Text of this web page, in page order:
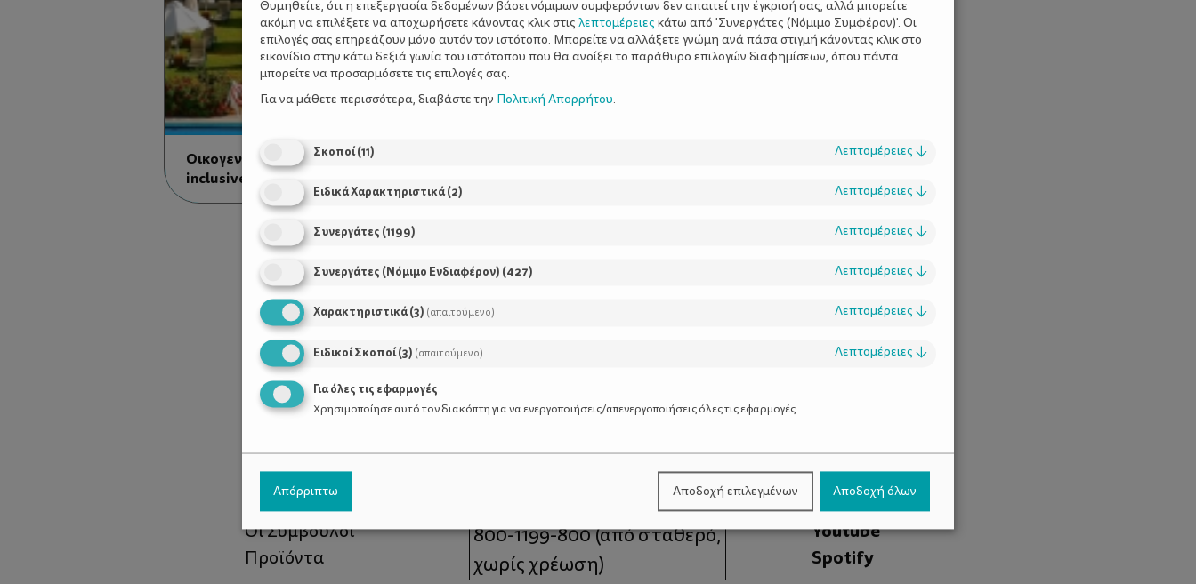
Οικογενειακές διακοπές: Άγονη γραμμή ή all
inclusive;
Χρήσιμοι Σύνδεσμοι
Τι είναι το ΔΕΛΤΑ moms
Οι Σύμβουλοι
Προϊόντα
Τηλέφωνο Επικοινωνίας:
800-1199-800(από σταθερό,
χωρίς χρέωση)
Facebook
Instagram
Youtube
Spotify
Θυμηθείτε, ότι η επεξεργασία δεδομένων βάσει νόμιμων συμφερόντων δεν απαιτεί την έγκρισή σας, αλλά μπορείτε
ακόμη να επιλέξετε να αποχωρήσετε κάνοντας κλικ στις λεπτομέρειες κάτω από 'Συνεργάτες (Νόμιμο Συμφέρον)'. Οι
επιλογές σας επηρεάζουν μόνο αυτόν τον ιστότοπο. Μπορείτε να αλλάξετε γνώμη ανά πάσα στιγμή κάνοντας κλικ στο
εικονίδιο στην κάτω δεξιά γωνία του ιστότοπου που θα ανοίξει το παράθυρο επιλογών διαφημίσεων, όπου πάντα
μπορείτε να προσαρμόσετε τις επιλογές σας.
Για να μάθετε περισσότερα, διαβάστε την Πολιτική Απορρήτου.
Σκοποί(11) Λεπτομέρειες ↓
Ειδικά Χαρακτηριστικά(2) Λεπτομέρειες ↓
Συνεργάτες (1199) Λεπτομέρειες ↓
Συνεργάτες (Νόμιμο Ενδιαφέρον) (427) Λεπτομέρειες ↓
Χαρακτηριστικά(3) (απαιτούμενο) Λεπτομέρειες ↓
Ειδικοί Σκοποί(3) (απαιτούμενο) Λεπτομέρειες ↓
Για όλες τις εφαρμογές
Χρησιμοποίησε αυτό τον διακόπτη για να ενεργοποιήσεις/απενεργοποιήσεις όλες τις εφαρμογές.
Απόρριπτω Αποδοχή επιλεγμένων Αποδοχή όλων